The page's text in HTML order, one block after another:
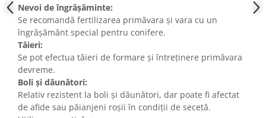
Nevoi de îngrășăminte:
Se recomandă fertilizarea primăvara și vara cu un
îngrășământ special pentru conifere.
Tăieri:
Se pot efectua tăieri de formare și întreținere primăvara
devreme.
Boli și dăunători:
Relativ rezistent la boli și dăunători, dar poate fi afectat
de afide sau păianjeni roșii în condiții de secetă.